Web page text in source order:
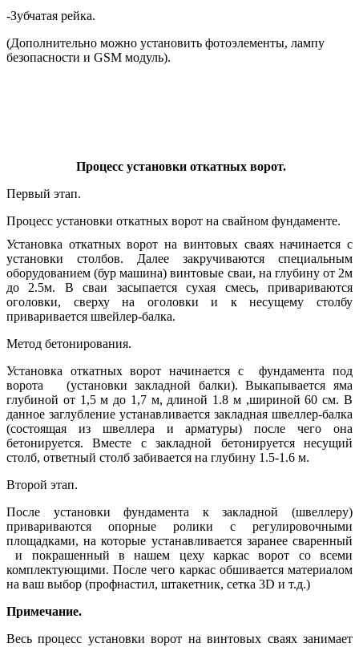
-Зубчатая рейка.
(Дополнительно можно установить фотоэлементы, лампу
безопасности и GSM модуль).
Процесс установки откатных ворот.
Первый этап.
Процесс установки откатных ворот на свайном фундаменте.
Установка откатных ворот на винтовых сваях начинается с
установки столбов. Далее закручиваются специальным
оборудованием (бур машина) винтовые сваи, на глубину от 2м
до 2.5м. В сваи засыпается сухая смесь, привариваются
оголовки, сверху на оголовки и к несущему столбу
приваривается швейлер-балка.
Метод бетонирования.
Установка откатных ворот начинается с фундамента под
ворота (установки закладной балки). Выкапывается яма
глубиной от 1,5 м до 1,7 м, длиной 1.8 м ,шириной 60 см. В
данное заглубление устанавливается закладная швеллер-балка
(состоящая из швеллера и арматуры) после чего она
бетонируется. Вместе с закладной бетонируется несущий
столб, ответный столб забивается на глубину 1.5-1.6 м.
Второй этап.
После установки фундамента к закладной (швеллеру)
привариваются опорные ролики с регулировочными
площадками, на которые устанавливается заранее сваренный
и покрашенный в нашем цеху каркас ворот со всеми
комплектующими. После чего каркас обшивается материалом
на ваш выбор (профнастил, штакетник, сетка 3D и т.д.)
Примечание.
Весь процесс установки ворот на винтовых сваях занимает